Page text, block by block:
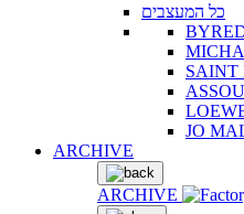
כל המעצבים
SAINT
JO
ARCHIVE
ARCHIVE